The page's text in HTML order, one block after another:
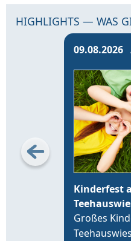
HIGHLIGHTS — WAS
09.08.2026
Kinderfest
Großes